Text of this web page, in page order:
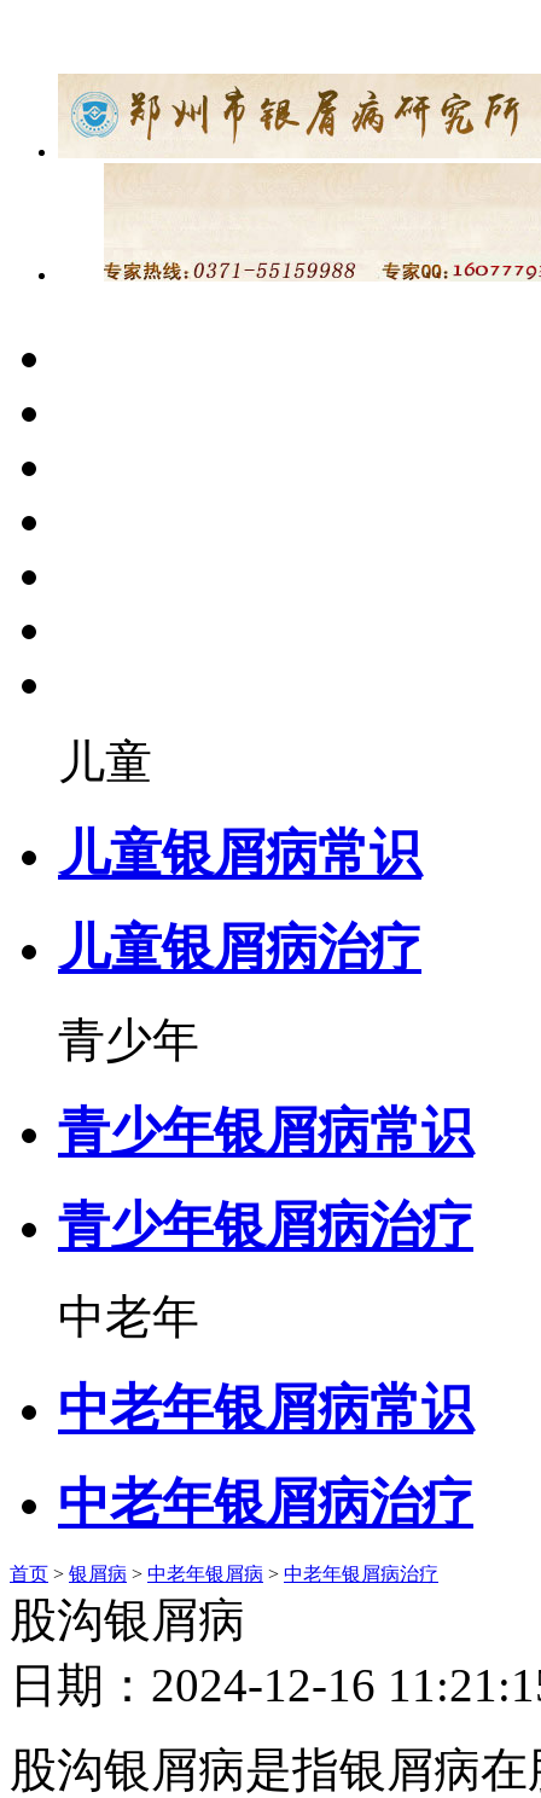
儿童
儿童银屑病常识
儿童银屑病治疗
青少年
青少年银屑病常识
青少年银屑病治疗
中老年
中老年银屑病常识
中老年银屑病治疗
首页 > 银屑病 > 中老年银屑病 > 中老年银屑病治疗
股沟银屑病
日期：2024-12-16
股沟银屑病是指银屑病